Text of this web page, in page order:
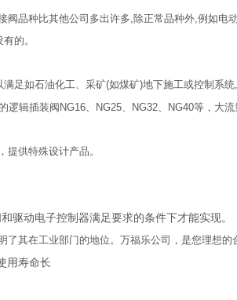
品种比其他公司多出许多,除正常品种外,例如电
的。
足如石油化工、采矿(如煤矿)地下施工或控制系统
辑插装阀NG16、NG25、NG32、NG40等，大
供特殊设计产品。
驱动电子控制器满足要求的条件下才能实现。
其在工业部门的地位。万福乐公司，是您理想的
用寿命长